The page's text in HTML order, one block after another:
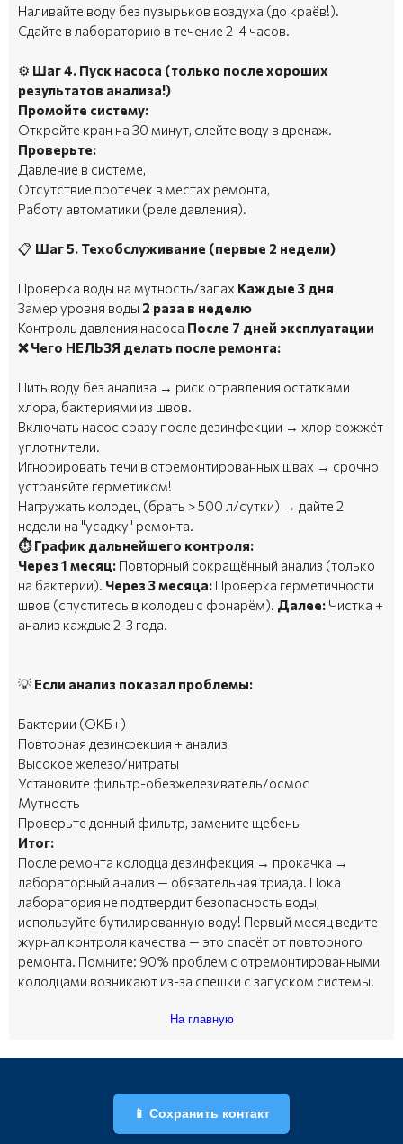
Наливайте воду без пузырьков воздуха (до краёв!).
Сдайте в лабораторию в течение 2-4 часов.
⚙️ Шаг 4. Пуск насоса (только после хороших
результатов анализа!)
Промойте систему:
Откройте кран на 30 минут, слейте воду в дренаж.
Проверьте:
Давление в системе,
Отсутствие протечек в местах ремонта,
Работу автоматики (реле давления).
📋 Шаг 5. Техобслуживание (первые 2 недели)
Проверка воды на мутность/запах Каждые 3 дня
Замер уровня воды 2 раза в неделю
Контроль давления насоса После 7 дней эксплуатации
❌ Чего НЕЛЬЗЯ делать после ремонта:
Пить воду без анализа → риск отравления остатками
хлора, бактериями из швов.
Включать насос сразу после дезинфекции → хлор сожжёт
уплотнители.
Игнорировать течи в отремонтированных швах → срочно
устраняйте герметиком!
Нагружать колодец (брать > 500 л/сутки) → дайте 2
недели на "усадку" ремонта.
⏱ График дальнейшего контроля:
Через 1 месяц: Повторный сокращённый анализ (только
на бактерии). Через 3 месяца: Проверка герметичности
швов (спуститесь в колодец с фонарём). Далее: Чистка +
анализ каждые 2-3 года.
💡 Если анализ показал проблемы:
Бактерии (ОКБ+)
Повторная дезинфекция + анализ
Высокое железо/нитраты
Установите фильтр-обезжелезиватель/осмос
Мутность
Проверьте донный фильтр, замените щебень
Итог:
После ремонта колодца дезинфекция → прокачка →
лабораторный анализ — обязательная триада. Пока
лаборатория не подтвердит безопасность воды,
используйте бутилированную воду! Первый месяц ведите
журнал контроля качества — это спасёт от повторного
ремонта. Помните: 90% проблем с отремонтированными
колодцами возникают из-за спешки с запуском системы.
На главную
📱 Сохранить контакт